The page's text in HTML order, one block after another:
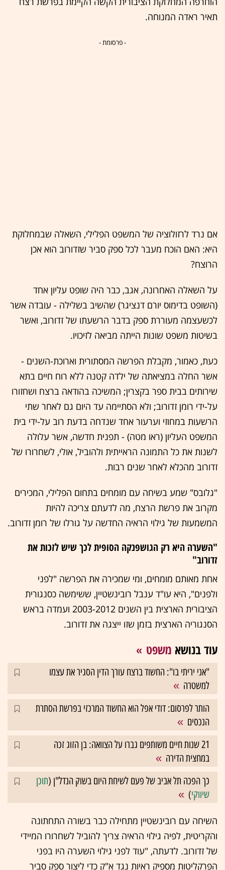
תאיר ראדה המנוחה.
- פרסומת -
אם נרד לרזולוציה של המשפט הפלילי, השאלה שבמחלוקת
היא: האם הוכח מעבר לכל ספק סביר שזדורוב הוא אכן
הרוצח?
על השאלה האחרונה, אגב, כבר היה שופט עליון אחד
(השופט בדימוס יורם דנציגר) שהשיב בשלילה - עובדה אשר
לכשעצמה מעוררת ספק בדבר הרשעתו של זדורוב, ואשר
בשיטות משפט שונות הייתה מביאה לזיכויו.
כעת, כאמור, מקבלת הפרשה המסתורית וארוכת-השנים -
אשר החלה במציאתה של ילדה קטנה ללא רוח חיים בתא
שירותים בבית ספר בקצרין; המשיכה בהודאה ברצח ושחזורו
על-ידי רומן זדורוב; ולא הסתיימה עד היום גם לאחר שתי
הרשעות במחוזי וערעור אחד שנדחה בדעת רוב על-ידי בית
המשפט העליון (ראו מטה) - תפנית חדשה, אשר עלולה
לשנות את כל התמונה הראייתית ולהוביל, אולי, לשחרורו של
זדורוב מהכלא לאחר שנים רבות.
"גלובס" שמע בשיחה עם מומחים בתחום הפלילי, המכירים
מקרוב את פרשת הרצח, מה לדעתם צריכה להיות
המשמעות של גילוי הראיה החדשה על גורלו של רומן זדורוב.
"השערה היא רק הגושפנקה הסופית לכך שיש לזכות את
זדורוב"
אחת מאותם מומחים, ומי שמכירה את הפרשה "לפני
ולפנים", היא עו"ד ענבל רובינשטיין, ששימשה כסנגורית
הציבורית הארצית בין השנים 2003-2012 ועמדה בראש
הסנגוריה הארצית בזמן שזו ייצגה את זדורוב.
עוד בנושא משפט
"אני יריתי בו": החשוד ברצח עורך הדין הסגיר את עצמו
למשטרה
הותר לפרסום: דודי אפל הוא החשוד המרכזי בפרשת הסתרת
הנכסים
21 שנות חיים משותפים גברו על הצוואה: בן הזוג זכה
במחצית הדירה
כך הפכה תל אביב של פעם לשיחת היום בשוק הנדל"ן (תוכן
שיווקי)
השיחה עם רובינשטיין מתחילה כבר בשורה התחתונה
והקריטית, לפיה גילוי הראיה צריך להוביל לשחרורו המיידי
של זדורוב. לדעתה, "עוד לפני גילוי השערה היו בפני
הפרקליטות מספיק ראיות נגד א"ק כדי ליצור ספק סביר